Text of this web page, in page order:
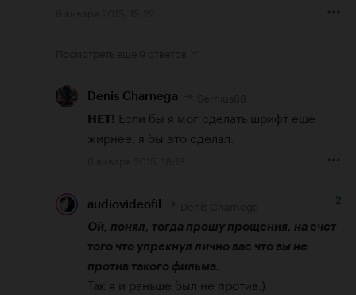
Denis Charnega
НЕТ! Если бы я мог сделать шрифт еще
жирнее, я бы это сделал.
audiovideofil 2
Ой, понял, тогда прошу прощения, на счет
того что упрекнул лично вас что вы не
против такого фильма.
Так я и раньше был не против.)